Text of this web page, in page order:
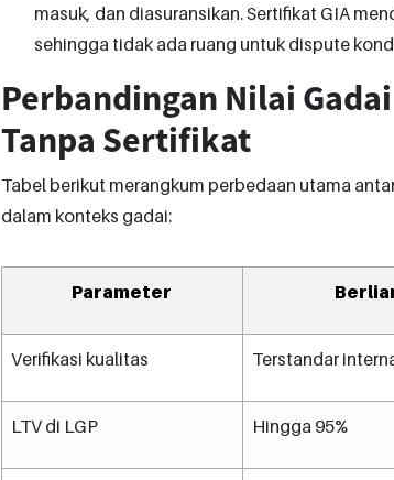
masuk, dan diasuransikan. Sertifikat GIA
sehingga tidak ada ruang untuk dispute
Perbandingan Nilai
Tanpa Sertifikat
Tabel berikut merangkum perbedaan utama
dalam konteks gadai:
Parameter
Verifikasi kualitas Terstandar
LTV di LGP Hingga 95%